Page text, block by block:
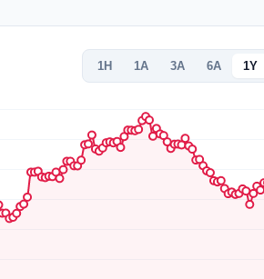
1H 1A 3A 6A 1Y